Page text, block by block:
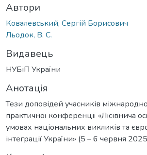
Автори
Ковалевський, Сергій Борисович
Льодок, В. С.
Видавець
НУБіП України
Анотація
Тези доповідей учасників
практичної конференції «Лісівнича
умовах національних викликів та
інтеграції України» (5 – 6 червня